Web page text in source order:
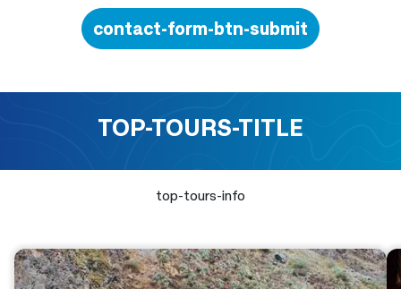
contact-form-btn-submit
TOP-TOURS-TITLE
top-tours-info